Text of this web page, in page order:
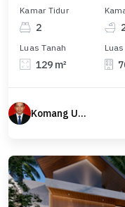
Kamar Tidur
2
Luas Tanah
129 m²
Komang Udiana